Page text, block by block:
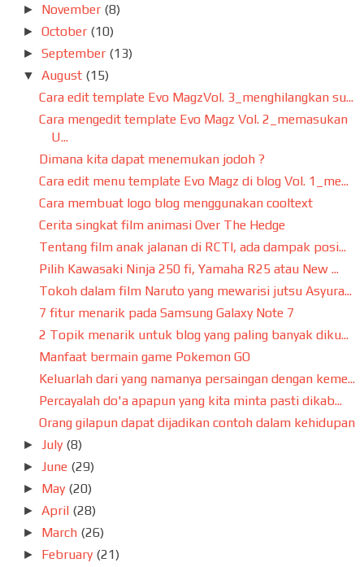
► November (8)
►October (10)
►September (13)
▼August (15)
Cara edit template Evo MagzVol. 3_menghilangkan su...
Cara mengedit template Evo Magz Vol. 2_memasukan
U...
Dimana kita dapat menemukan jodoh ?
Cara edit menu template Evo Magz di blog Vol. 1_me...
Cara membuat logo blog menggunakan cooltext
Cerita singkat film animasi Over The Hedge
Tentang film anak jalanan di RCTI, ada dampak posi...
Pilih Kawasaki Ninja 250 fi, Yamaha R25 atau New ...
Tokoh dalam film Naruto yang mewarisi jutsu Asyura...
7 fitur menarik pada Samsung Galaxy Note 7
2 Topik menarik untuk blog yang paling banyak diku...
Manfaat bermain game Pokemon GO
Keluarlah dari yang namanya persaingan dengan keme...
Percayalah do'a apapun yang kita minta pasti dikab...
Orang gilapun dapat dijadikan contoh dalam kehidupan
► July (8)
► June (29)
► May (20)
►April (28)
► March (26)
► February (21)